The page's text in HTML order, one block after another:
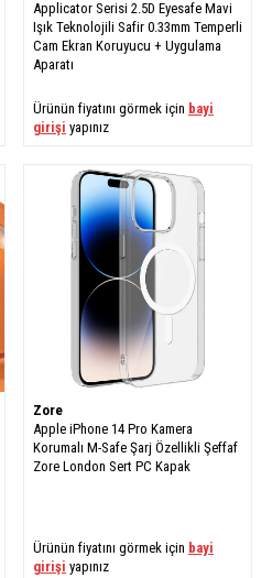
Applicator Serisi 2.5D Eyesafe Mavi
Işık Teknolojili Safir 0.33mm Temperli
Cam Ekran Koruyucu + Uygulama
Aparatı
Ürünün fiyatını görmek için bayi
girişi yapınız
Zore
Apple iPhone 14 Pro Kamera
Korumalı M-Safe Şarj Özellikli Şeffaf
Zore London Sert PC Kapak
Ürünün fiyatını görmek için bayi
girişi yapınız